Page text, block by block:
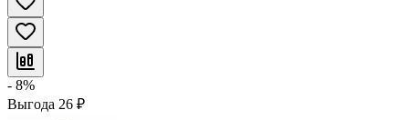
- 8%
Выгода 26 ₽